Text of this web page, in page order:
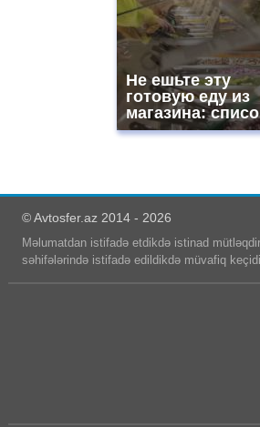
Не ешьте эту
готовую еду из
магазина:
© Avtosfer.az 2014 - 2026
Məlumatdan istifadə etdikdə istinad
səhifələrində istifadə edildikdə müvafiq